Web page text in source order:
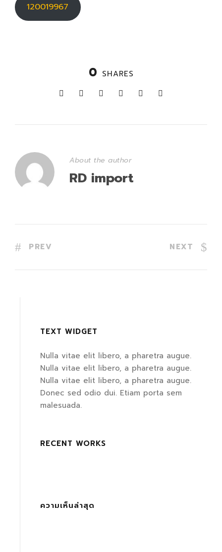
120019967
0 SHARES
About the author
RD import
PREV NEXT
TEXT WIDGET
Nulla vitae elit libero, a pharetra augue.
Nulla vitae elit libero, a pharetra augue.
Nulla vitae elit libero, a pharetra augue.
Donec sed odio dui. Etiam porta sem
malesuada.
RECENT WORKS
ความเห็นล่าสุด